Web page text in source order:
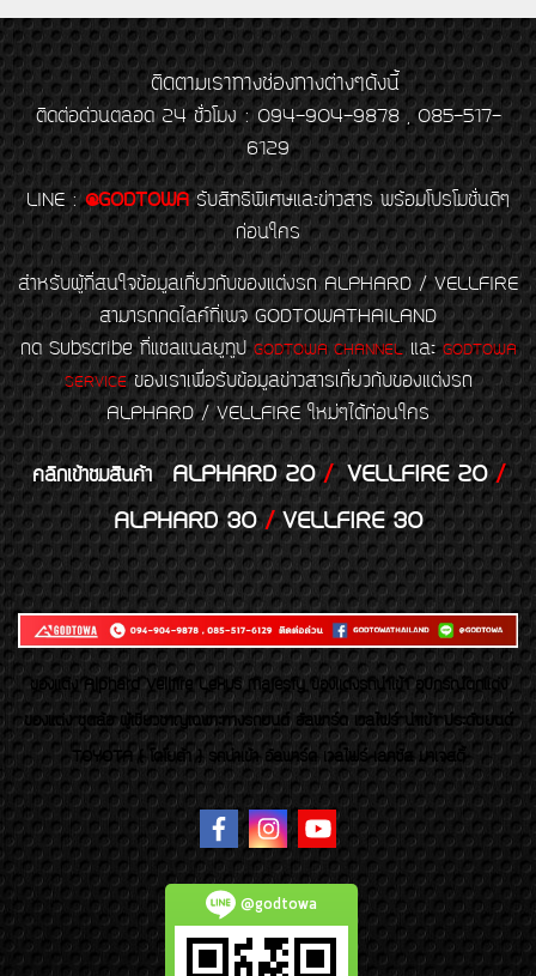
ติดตามเราทางช่องทางต่างๆดังนี้
ติดต่อด่วนตลอด 24 ชั่วโมง : 094-904-9878 , 085-517-
6129
LINE : @GODTOWA รับสิทธิพิเศษและข่าวสาร พร้อมโปรโมชั่นดีๆ
ก่อนใคร
สำหรับผู้ที่สนใจข้อมูลเกี่ยวกับของแต่งรถ ALPHARD / VELLFIRE
สามารถกดไลค์ที่เพจ GODTOWATHAILAND
กด Subscribe ที่แชลแนลยูทูป GODTOWA CHANNELและGODTOWA
SERVICEของเราเพื่อรับข้อมูลข่าวสารเกี่ยวกับของแต่งรถ
ALPHARD / VELLFIRE ใหม่ๆได้ก่อนใคร
คลิกเข้าชมสินค้า ALPHARD 20/VELLFIRE 20/
ALPHARD 30/VELLFIRE 30
ของเเต่ง Alphard Vellfire Lexus Majesty ของเเต่งรถนำเข้า อุปกรณ์ตกแต่ง
ของแต่ง ชุดล้อ ผู้เชี่ยวชาญเฉพาะทางรถยนต์ อัลพาร์ด เวลไฟร์ นำเข้า ประดับยนต์
TOYOTA ( โตโยต้า ) รถนำเข้า อัลพาร์ด เวลไฟร์ เลกซัส มาเจสตี้
@godtowa